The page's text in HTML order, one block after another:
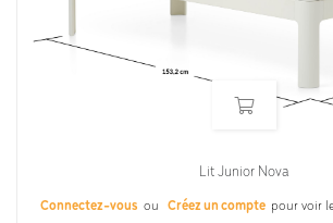
Lit Junior Nova
Connectez-vous ou Créez un compte pour voir